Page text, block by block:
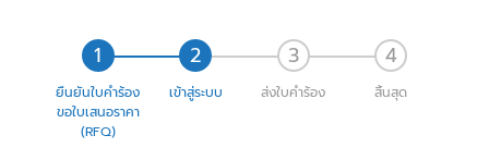
ยืนยันใบคำร้อง
ขอใบเสนอราคา
(RFQ)
เข้าสู่ระบบ ส่งใบคำร้อง สิ้นสุด